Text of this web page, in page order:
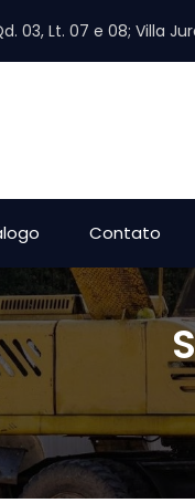
03, Lt. 07 e 08; Villa
Contato